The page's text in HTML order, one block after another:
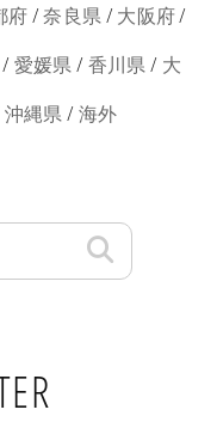
府 /奈良県 / 大阪府/
/ 愛媛県 / 香川県 / 大
沖縄県 / 海外